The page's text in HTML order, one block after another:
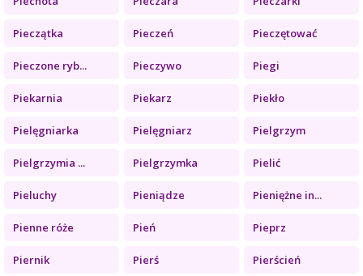
Pieczątka Pieczeń Pieczętować
Pieczone ryb... Pieczywo Piegi
Piekarnia Piekarz Piekło
Pielęgniarka Pielęgniarz Pielgrzym
Pielgrzymia ... Pielgrzymka Pielić
Pieluchy Pieniądze Pieniężne in...
Pienne róże Pień Pieprz
Piernik Pierś Pierścień